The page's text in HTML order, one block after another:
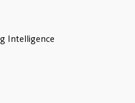
Intelligence